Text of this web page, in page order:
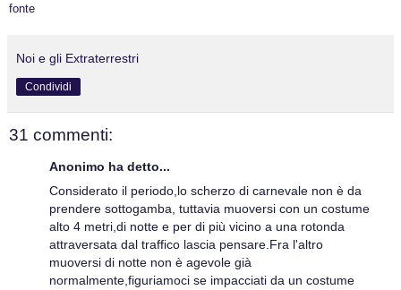
fonte
Noi e gli Extraterrestri
Condividi
31 commenti:
Anonimo ha detto...
Considerato il periodo,lo scherzo di carnevale non è da
prendere sottogamba, tuttavia muoversi con un costume
alto 4 metri,di notte e per di più vicino a una rotonda
attraversata dal traffico lascia pensare.Fra l'altro
muoversi di notte non è agevole già
normalmente,figuriamoci se impacciati da un costume